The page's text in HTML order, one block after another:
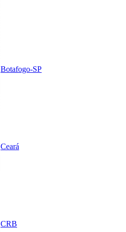
Botafogo-SP
Ceará
CRB